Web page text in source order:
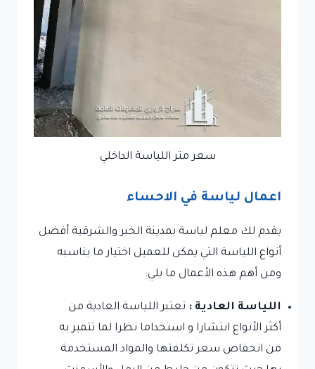
سعر متر اللياسة الداخلي
اعمال لياسة في الاحساء
يقدم لك معلم لياسة بمدينة الخبر والشرقية أفضل
أنواع اللياسة التي يمكن للعميل اختيار ما يناسبه
ومن أهم هذه الأعمال ما يلي:
اللياسة العادية : تعتبر اللياسة العادية من
أكثر الأنواع انتشارا و استخداما نظرا لما تتميز به
من انخفاض سعر تكلفتها والمواد المستخدمة